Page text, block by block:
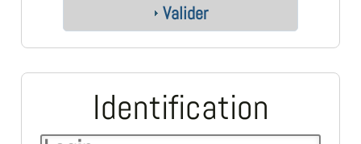
Valider
Identification